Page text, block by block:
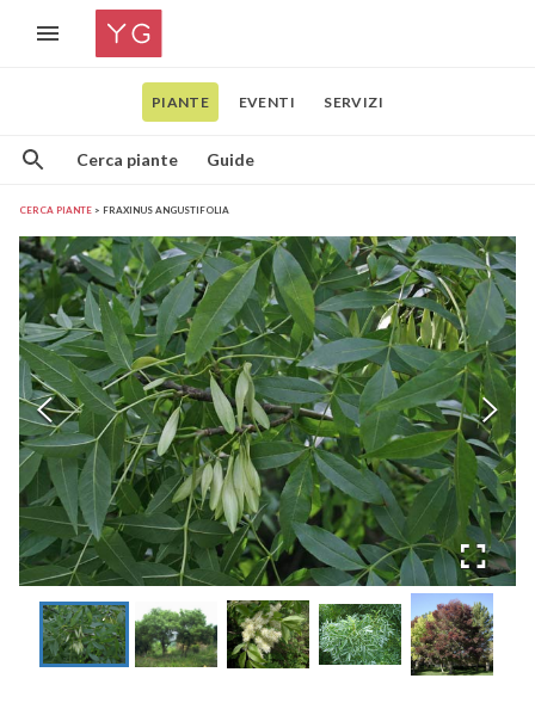
PIANTE EVENTI SERVIZI
Cerca piante Guide
CERCA PIANTE FRAXINUS ANGUSTIFOLIA